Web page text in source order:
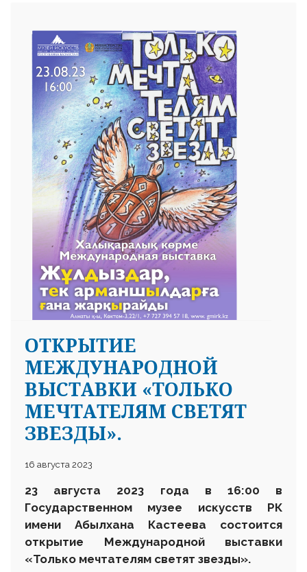
ОТКРЫТИЕ
МЕЖДУНАРОДНОЙ
ВЫСТАВКИ «ТОЛЬКО
МЕЧТАТЕЛЯМ СВЕТЯТ
ЗВЕЗДЫ».
16 августа 2023
23 августа 2023 года в 16:00
в
Государственном музее искусств РК
имени Абылхана Кастеева состоится
открытие Международной выставки
«Только мечтателям светят звезды».